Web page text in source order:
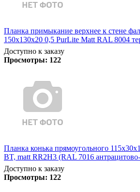
Планка примыкание верхнее к стене
150х130х20 0,5 PurLite Matt RAL 8004
Доступно к заказу
Просмотры: 122
Планка конька прямоугольного
BT, matt RR2Н3 (RAL 7016
Доступно к заказу
Просмотры: 122